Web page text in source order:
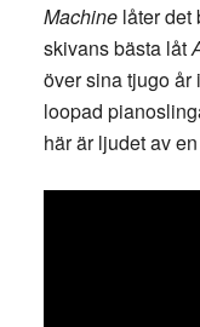
Machinelåter det
skivans bästa låt
över sina tjugo år
loopad
här är ljudet av